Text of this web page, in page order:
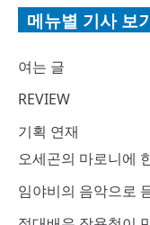
메뉴별 기사 보
여는 글
REVIEW
기획 연재
오세곤의 마로니에
임야비의 음악으로